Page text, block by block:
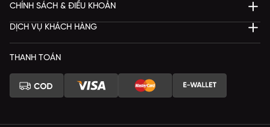
CHÍNH SÁCH & ĐIỀU KHOẢN
DỊCH VỤ KHÁCH HÀNG
THANH TOÁN